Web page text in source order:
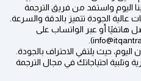
اليوم واستفد من فريق الترجمة
عالية الجودة تتميز بالدقة والسرعة.
هاتفيًا أو عبر الواتساب على
حيث يلتقي الاحتراف بالجودة.
احتياجاتك في مجال الترجمة